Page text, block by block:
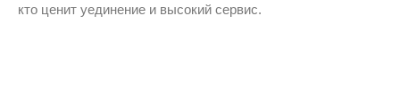
кто ценит уединение и высокий сервис.